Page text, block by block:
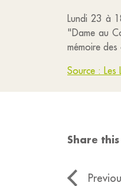
Lundi 23 à
"Dame au
mémoire
Source : Les
Share